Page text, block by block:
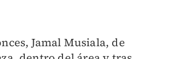
Jamal Musiala, de